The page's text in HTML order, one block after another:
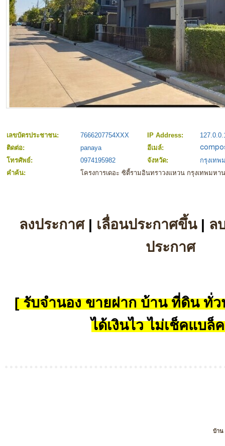
เลขบัตรประชาชน: 7666207754XXX IP Address:
ติดต่อ:
panaya
อีเมล์:
โทรศัพย์:
0974195982 จังหวัด:
กรุงเท
คำค้น:
โครงการเดอะ ซิตี้รามอินทราวงแหวน กรุงเทพมหา
ลงประกาศ| เลื่อนประกาศขึ้น| ล
ประกาศ
[ รับจำนอง ขายฝาก บ้าน ที่ดิน ทั่ว
ได้เงินไว ไม่เช็คแบล็
บ้าน